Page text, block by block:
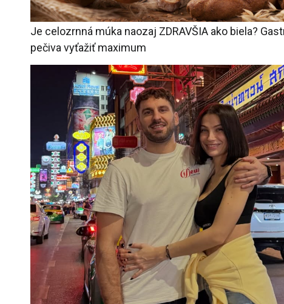
Je celozrnná múka naozaj ZDRAVŠIA ako biela?
pečiva vyťažiť maximum